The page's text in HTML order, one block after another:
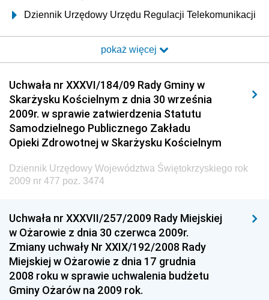
Dziennik Urzędowy Urzędu Regulacji Telekomunikacji
Dziennik Urzędowy Ministra Transportu i Budownictwa
Elektronicznej
Dziennik Urzędowy Ministra Spraw Wewnętrznych i
Administracji
Dziennik Urzędowy Ministra Transportu
Dziennik Urzędowy Ministra Budownictwa
Dziennik Urzędowy Ministra Nauki i Szkolnictwa
Dziennik Urzędowy Głównego Urzędu Miar
Dziennik Urzędowy Ministra Rolnictwa i Rozwoju Wsi
Dziennik Urzędowy Ministra Edukacji Narodowej i
Sportu
Dziennik Urzędowy Ministra Edukacji i Nauki
pokaż więcej
Uchwała nr XXXVI/184/09 Rady Gminy w
Skarżysku Kościelnym z dnia 30 września
2009r. w sprawie zatwierdzenia Statutu
Samodzielnego Publicznego Zakładu
Opieki Zdrowotnej w Skarżysku Kościelnym
Dziennik Urzędowy Województwa Świętokrzyskiego rok
2009 nr 477 poz. 3474
Uchwała nr XXXVII/257/2009 Rady Miejskiej
w Ożarowie z dnia 30 czerwca 2009r.
Zmiany uchwały Nr XXIX/192/2008 Rady
Miejskiej w Ożarowie z dnia 17 grudnia
2008 roku w sprawie uchwalenia budżetu
Gminy Ożarów na 2009 rok.